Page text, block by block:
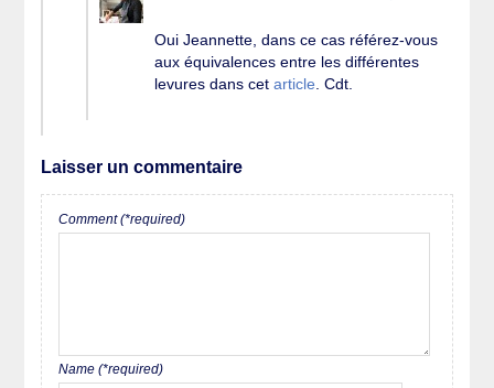
Oui Jeannette, dans ce cas référez-vous
aux équivalences entre les différentes
levures dans cetarticle . Cdt.
Laisser un commentaire
Comment (*required)
Name (*required)